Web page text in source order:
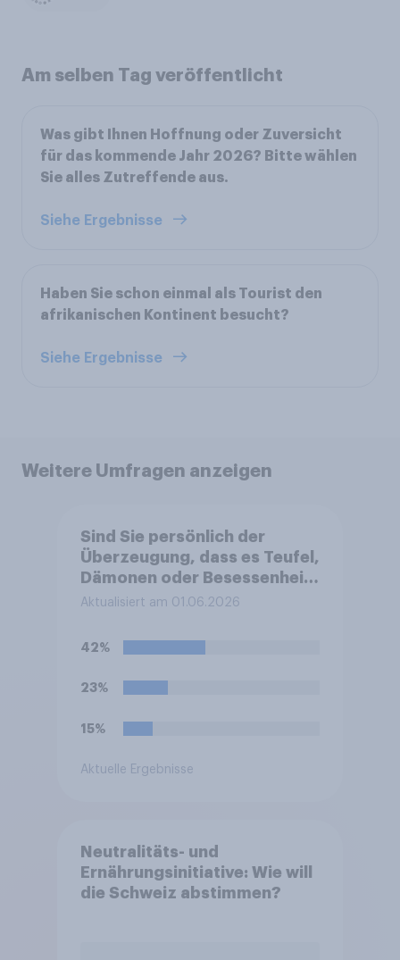
Am selben Tag veröffentlicht
Was gibt Ihnen Hoffnung oder Zuversicht
für das kommende Jahr 2026? Bitte wählen
Sie alles Zutreffende aus.
Siehe Ergebnisse
Haben Sie schon einmal als Tourist den
afrikanischen Kontinent besucht?
Siehe Ergebnisse
Weitere Umfragen anzeigen
Sind Sie persönlich der
Überzeugung, dass es Teufel,
Dämonen oder Besessenheit
gibt?
Aktualisiert am 01.06.2026
42%
23%
15%
Aktuelle Ergebnisse
Neutralitäts- und
Ernährungsinitiative: Wie will
die Schweiz abstimmen?